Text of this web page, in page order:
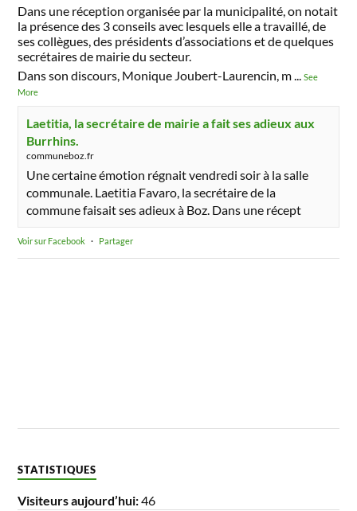
Dans une réception organisée par la municipalité, on notait
la présence des 3 conseils avec lesquels elle a travaillé, de
ses collègues, des présidents d’associations et de quelques
secrétaires de mairie du secteur.
Dans son discours, Monique Joubert-Laurencin, m...See
More
Laetitia, la secrétaire de mairie a fait ses adieux aux
Burrhins.
communeboz.fr
Une certaine émotion régnait vendredi soir à la salle
communale. Laetitia Favaro, la secrétaire de la
commune faisait ses adieux à Boz. Dans une récept
Voir sur Facebook · Partager
STATISTIQUES
Visiteurs aujourd’hui:46